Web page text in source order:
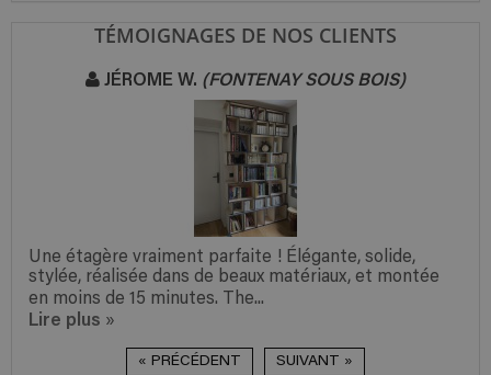
TÉMOIGNAGES DE NOS CLIENTS
JÉROME W. (FONTENAY SOUS BOIS)
Une étagère vraiment parfaite ! Élégante, solide,
stylée, réalisée dans de beaux matériaux, et montée
en moins de 15 minutes. The...
Lire plus »
« PRÉCÉDENT SUIVANT »